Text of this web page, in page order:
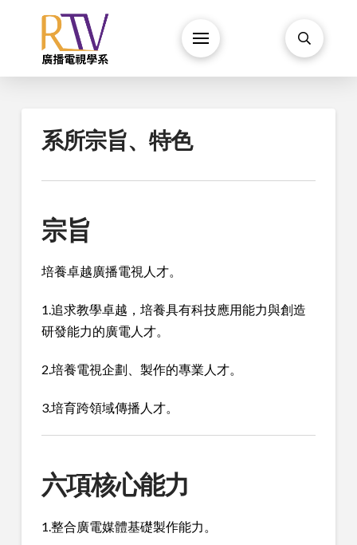
系所宗旨、特色
宗旨
培養卓越廣播電視人才。
1.追求教學卓越，培養具有科技應用能力與創造
研發能力的廣電人才。
2.培養電視企劃、製作的專業人才。
3.培育跨領域傳播人才。
六項核心能力
1.整合廣電媒體基礎製作能力。